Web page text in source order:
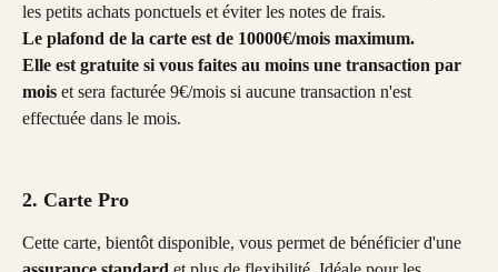
les petits achats ponctuels et éviter les notes de frais.
Le plafond de la carte est de 10000€/mois maximum.
Elle est gratuite si vous faites au moins une transaction par
mois et sera facturée 9€/mois si aucune transaction n'est
effectuée dans le mois.
2. Carte Pro
Cette carte, bientôt disponible, vous permet de bénéficier d'une